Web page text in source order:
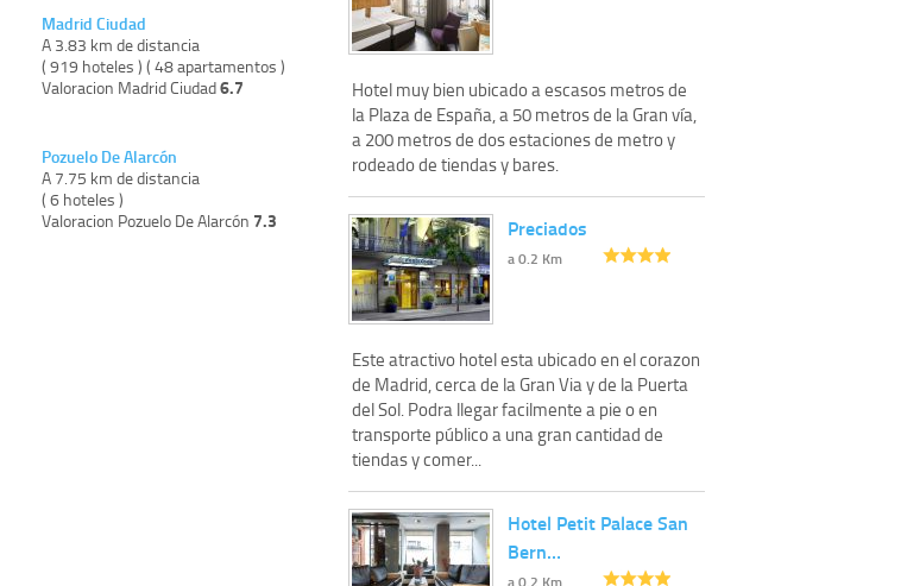
Madrid Ciudad
A 3.83 km de distancia
( 919 hoteles ) ( 48 apartamentos )
Valoracion Madrid Ciudad6.7
Pozuelo De Alarcón
A 7.75 km de distancia
( 6 hoteles )
Valoracion Pozuelo De Alarcón 7.3
Hotel muy bien ubicado a escasos metros de
la Plaza de España, a 50 metros de la Gran vía,
a 200 metros de dos estaciones de metro y
rodeado de tiendas y bares.
Preciados
a 0.2 Km
Este atractivo hotel esta ubicado en el corazon
de Madrid, cerca de la Gran Via y de la Puerta
del Sol. Podra llegar facilmente a pie o en
transporte público a una gran cantidad de
tiendas y comer...
Hotel Petit Palace San
Bern…
a 0.2 Km